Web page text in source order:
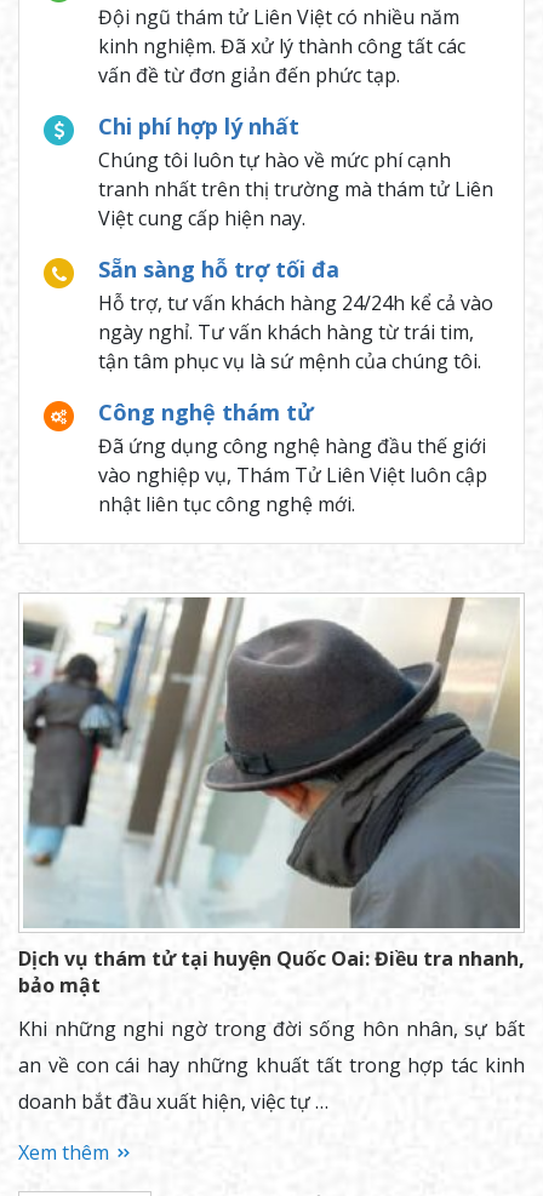
Đội ngũ thám tử Liên Việt có nhiều năm
kinh nghiệm. Đã xử lý thành công tất các
vấn đề từ đơn giản đến phức tạp.
Chi phí hợp lý nhất
Chúng tôi luôn tự hào về mức phí cạnh
tranh nhất trên thị trường mà thám tử Liên
Việt cung cấp hiện nay.
Sẵn sàng hỗ trợ tối đa
Hỗ trợ, tư vấn khách hàng 24/24h kể cả vào
ngày nghỉ. Tư vấn khách hàng từ trái tim,
tận tâm phục vụ là sứ mệnh của chúng tôi.
Công nghệ thám tử
Đã ứng dụng công nghệ hàng đầu thế giới
vào nghiệp vụ, Thám Tử Liên Việt luôn cập
nhật liên tục công nghệ mới.
Dịch vụ thám tử tại huyện Quốc Oai: Điều tra nhanh,
bảo mật
Khi những nghi ngờ trong đời sống hôn nhân, sự bất
an về con cái hay những khuất tất trong hợp tác kinh
doanh bắt đầu xuất hiện, việc tự …
Xem thêm